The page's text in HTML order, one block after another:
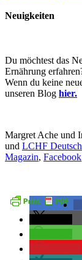
Neuigkeiten
Du möchtest das
Ernährung
Wenn du keine
unseren Blog hier.
Margret Ache und
und LCHF
Magazin, Facebook